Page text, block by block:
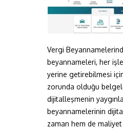
Vergi
beyannameleri, her
yerine getirebilmesi
zorunda olduğu
dijitalleşmenin
beyannamelerinin
zaman hem de